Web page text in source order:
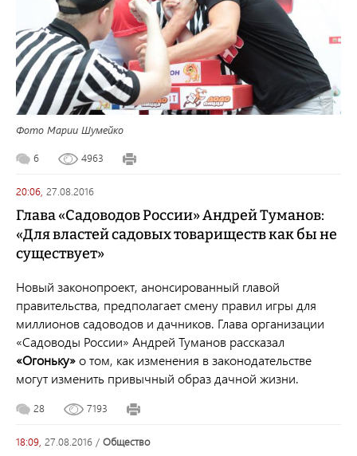
Фото Марии Шумейко
6 4963
20:06, 27.08.2016
Глава «Садоводов России» Андрей Туманов:
«Для властей садовых товариществ как бы не
существует»
Новый законопроект, анонсированный главой
правительства, предполагает смену правил игры для
миллионов садоводов и дачников. Глава организации
«Садоводы России» Андрей Туманов рассказал
«Огоньку»о том, как изменения в законодательстве
могут изменить привычный образ дачной жизни.
28 7193
18:09, 27.08.2016 / общество